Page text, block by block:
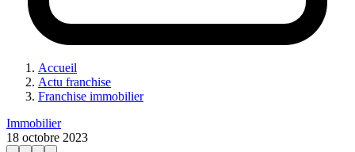
Accueil
Actu franchise
Franchise immobilier
Immobilier
18 octobre 2023